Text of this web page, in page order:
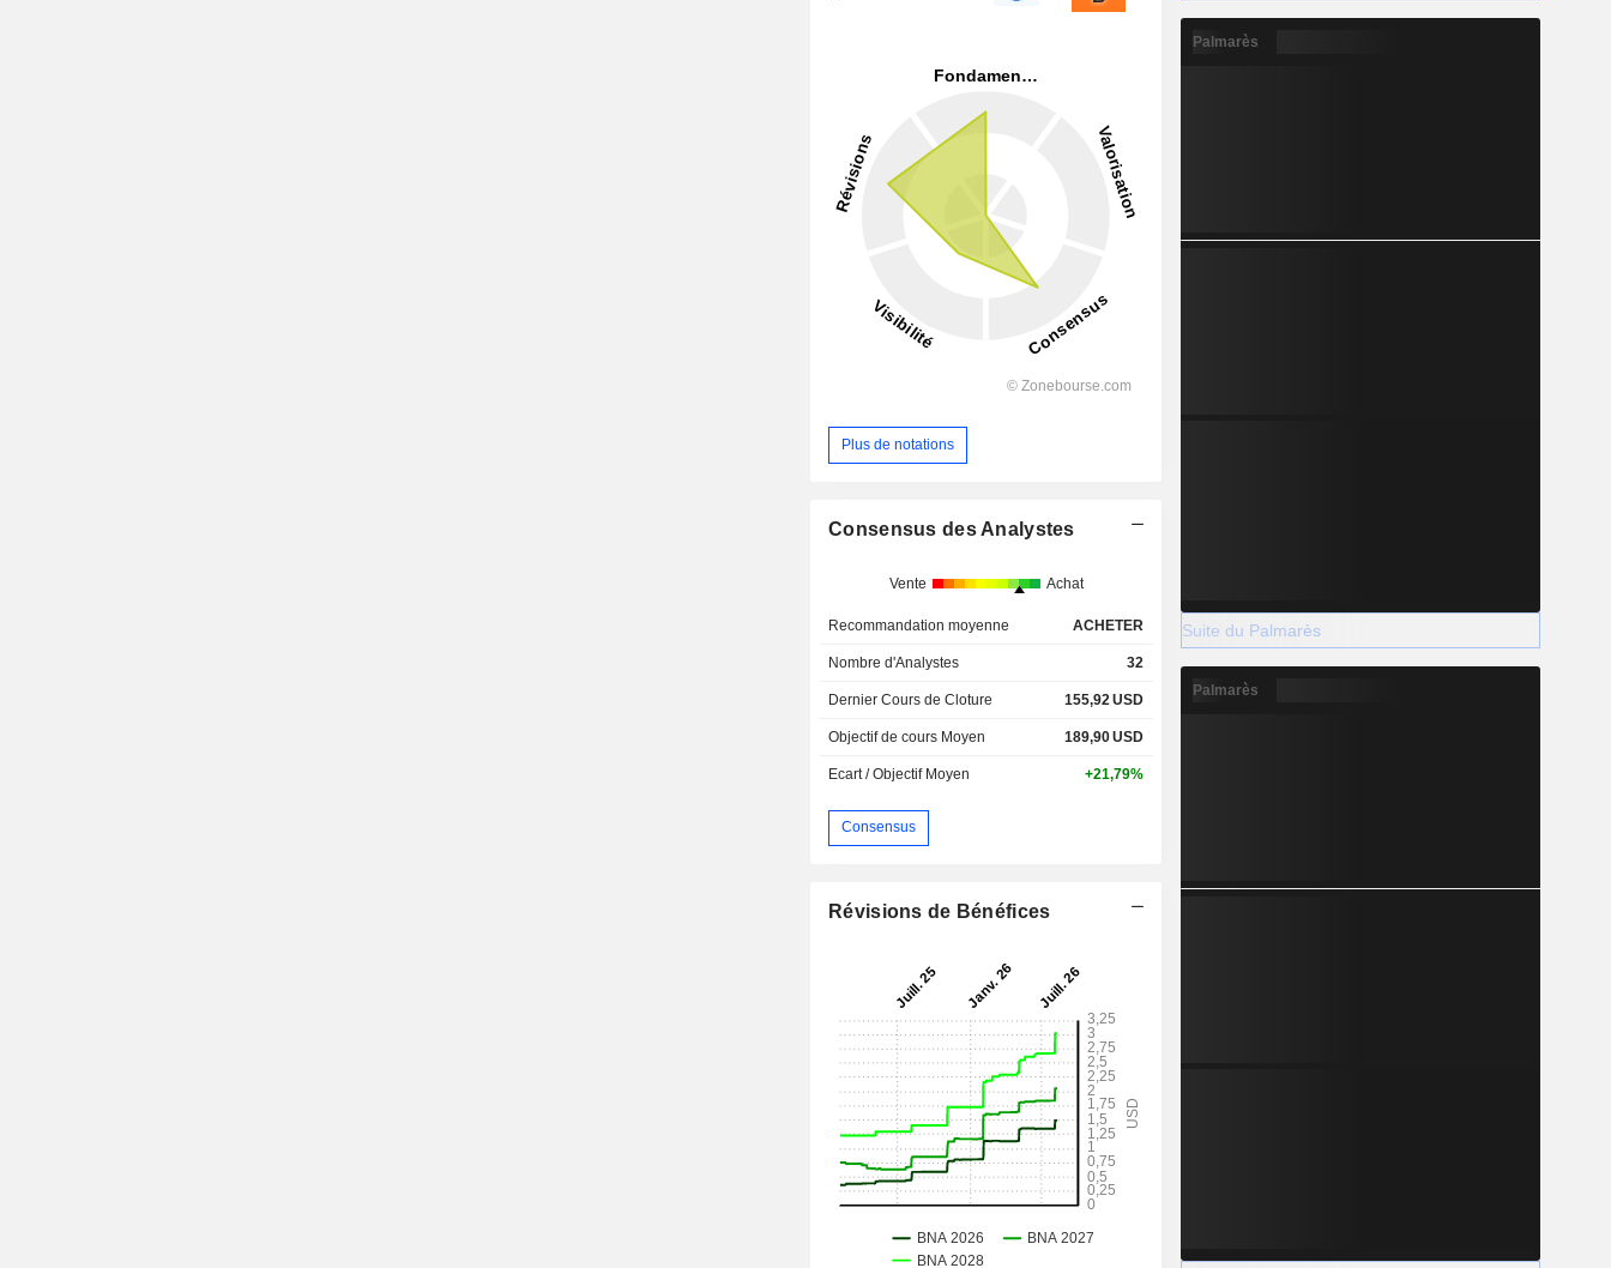
Plus de notations
Consensus des Analystes
Vente Achat
Recommandation moyenne ACHETER
Nombre d'Analystes 32
Dernier Cours de Cloture 155,92 USD
Objectif de cours Moyen 189,90USD
Ecart / Objectif Moyen +21,79%
Consensus
Révisions de Bénéfices
Palmarès
Suite du Palmarès
Palmarès